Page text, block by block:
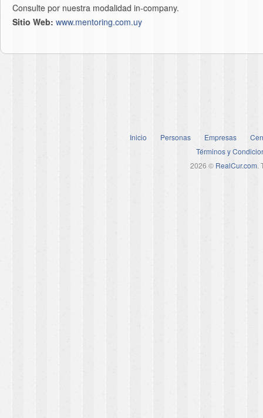
Consulte por nuestra modalidad in-company.
Sitio Web: www.mentoring.com.uy
Inicio Personas Empresas
Términos y
2026 © RealCur.com.